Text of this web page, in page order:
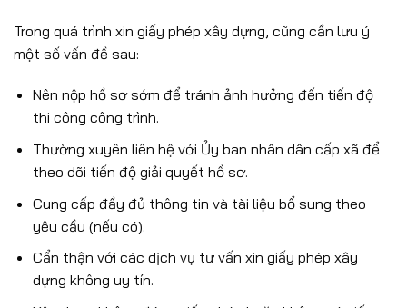
Trong quá trình xin giấy phép xây dựng, cũng cần lưu ý
một số vấn đề sau:
Nên nộp hồ sơ sớm để tránh ảnh hưởng đến tiến độ
thi công công trình.
Thường xuyên liên hệ với Ủy ban nhân dân cấp xã để
theo dõi tiến độ giải quyết hồ sơ.
Cung cấp đầy đủ thông tin và tài liệu bổ sung theo
yêu cầu (nếu có).
Cẩn thận với các dịch vụ tư vấn xin giấy phép xây
dựng không uy tín.